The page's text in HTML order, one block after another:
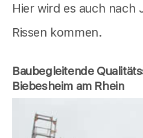
Hier wird es auch nach
Rissen kommen.
Baubegleitende
Biebesheim am Rhein